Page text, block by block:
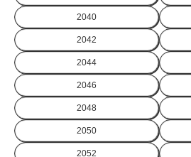
2040
2042
2044
2046
2048
2050
2052